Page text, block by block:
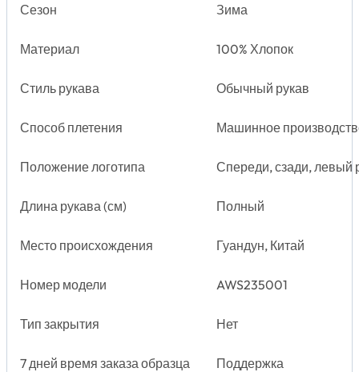
Сезон Зима
Материал 100% Хлопок
Стиль рукава Обычный рукав
Способ плетения Машинное
Положение логотипа Спереди, сзади, левый
Длина рукава (см) Полный
Место происхождения Гуандун, Китай
Номер модели AWS235001
Тип закрытия Нет
7 дней время заказа образца Поддержка